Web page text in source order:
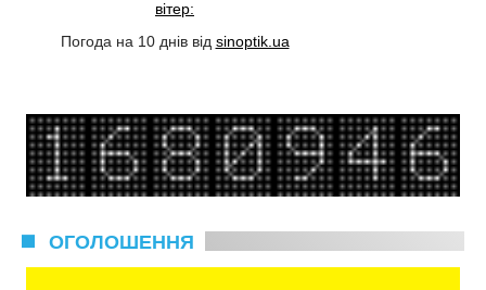
вітер:
Погода на 10 днів від sinoptik.ua
ОГОЛОШЕННЯ